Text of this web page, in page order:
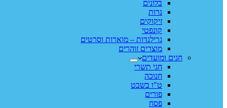
בלונים
נרות
זיקוקים
קונפטי
גרילנדות – מוארות וסרטים
מוצרים זוהרים
חגים ומועדים
חגי תשרי
חנוכה
ט"ו בשבט
פורים
פסח